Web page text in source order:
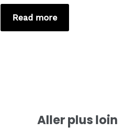
Rated
5
Read more
Aller plus loin